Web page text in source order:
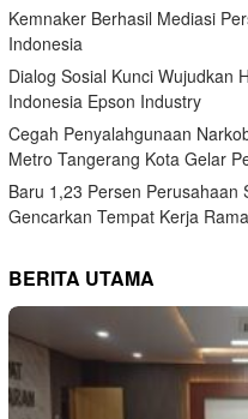
Kemnaker Berhasil Mediasi
Indonesia
Dialog Sosial Kunci Wujudkan
Indonesia Epson Industry
Cegah Penyalahgunaan
Metro Tangerang Kota Gelar
Baru 1,23 Persen
Gencarkan Tempat Kerja
BERITA UTAMA